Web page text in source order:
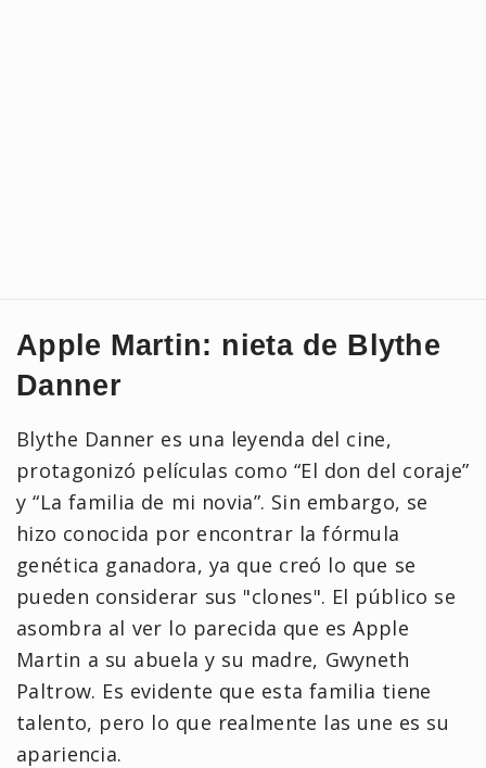
Apple Martin: nieta de Blythe
Danner
Blythe Danner es una leyenda del cine,
protagonizó películas como “El don del coraje”
y “La familia de mi novia”. Sin embargo, se
hizo conocida por encontrar la fórmula
genética ganadora, ya que creó lo que se
pueden considerar sus "clones". El público se
asombra al ver lo parecida que es Apple
Martin a su abuela y su madre, Gwyneth
Paltrow. Es evidente que esta familia tiene
talento, pero lo que realmente las une es su
apariencia.